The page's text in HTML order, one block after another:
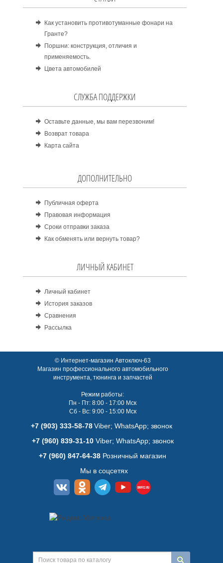
Как установить противотуманные фонари на
Гранте?
Поршни: конструкция, отличия и
применяемость.
Цвета автомобилей
СЛУЖБА ПОДДЕРЖКИ
Оставьте данные, мы вам перезвоним!
Возврат товара
Карта сайта
ДОПОЛНИТЕЛЬНО
Публичная оферта
Правовая информация
Сроки отправки заказа
Как обменять или вернуть товар?
ЛИЧНЫЙ КАБИНЕТ
Личный кабинет
История заказов
Сравнения
Рассылка
© Интернет-магазин Автоключ-63
Магазин профессионального автомобильного
инструмента, тюнинга и запчастей
Режим работы:
Пн - Пт: 8:00 - 17:00 Мск
Сб - Вс: 9:00 - 15:00 Мск
+7 (903) 333-58-78 Viber; WhatsАpp; звонок
+7 (960) 839-31-10Viber; WhatsАpp; звонок
+7 (960) 847-64-38 Розничный магазин
Мы в соцсетях